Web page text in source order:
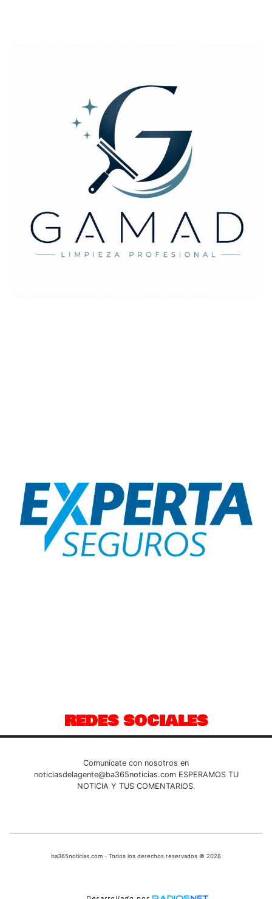
REDES SOCIALES
Comunicate con nosotros en
noticiasdelagente@ba365noticias.comESPERAMOS TU
NOTICIA Y TUS COMENTARIOS.
ba365noticias.com - Todos los derechos reservados © 2026